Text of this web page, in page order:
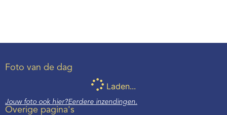
Foto van de dag
Laden...
Jouw foto ook hier?Eerdere inzendingen.
Overige pagina's